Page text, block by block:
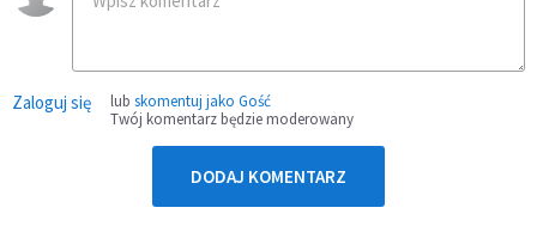
Zaloguj się lub skomentuj jako Gość
Twój komentarz będzie moderowany
DODAJ KOMENTARZ